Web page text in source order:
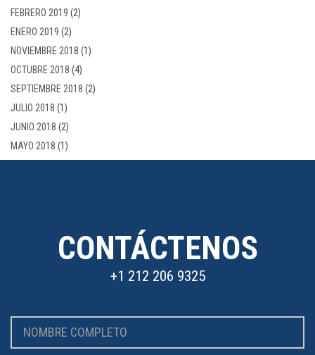
FEBRERO 2019 (2)
ENERO 2019 (2)
NOVIEMBRE 2018 (1)
OCTUBRE 2018 (4)
SEPTIEMBRE 2018 (2)
JULIO 2018 (1)
JUNIO 2018 (2)
MAYO 2018 (1)
CONTÁCTENOS
+1 212 206 9325